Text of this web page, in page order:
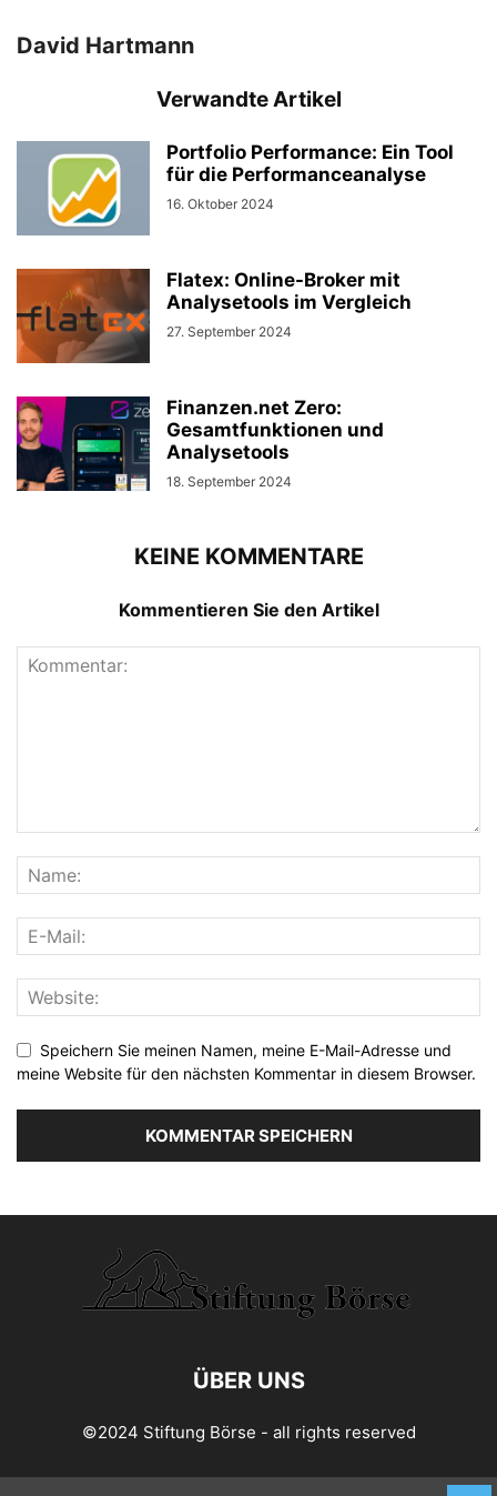
David Hartmann
Verwandte Artikel
Portfolio Performance: Ein Tool
für die Performanceanalyse
16. Oktober 2024
Flatex: Online-Broker mit
Analysetools im Vergleich
27. September 2024
Finanzen.net Zero:
Gesamtfunktionen und
Analysetools
18. September 2024
KEINE KOMMENTARE
Kommentieren Sie den Artikel
Speichern Sie meinen Namen, meine E-Mail-Adresse und
meine Website für den nächsten Kommentar in diesem Browser.
ÜBER UNS
©2024 Stiftung Börse - all rights reserved